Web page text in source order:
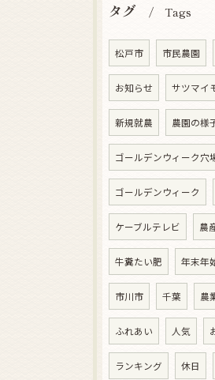
タグ Tags
松戸市 市民農園
お知らせ サツマイ
新規就農 農園の様
ゴールデンウィーク穴
ゴールデンウィーク
ケーブルテレビ 農
牛糞たい肥 年末年
市川市 千葉 農
ふれあい 人気
ランキング 休日